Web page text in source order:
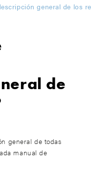
general de los
de
general de todas
manual de